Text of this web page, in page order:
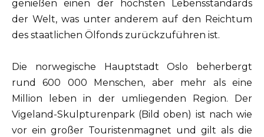
genießen einen der höchsten Lebensstandards
der Welt, was unter anderem auf den Reichtum
des staatlichen Ölfonds zurückzuführen ist.
Die norwegische Hauptstadt Oslo beherbergt
rund 600 000 Menschen, aber mehr als eine
Million leben in der umliegenden Region. Der
Vigeland-Skulpturenpark (Bild oben) ist nach wie
vor ein großer Touristenmagnet und gilt als die